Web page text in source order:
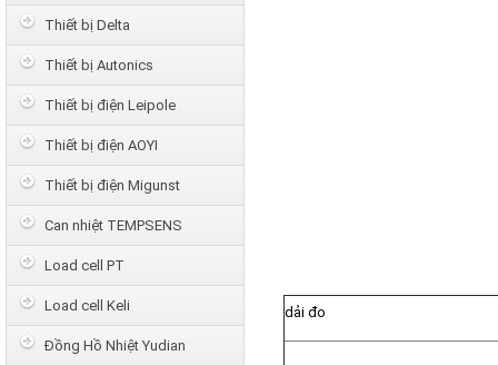
dải đo
Thiết bị Delta
Thiết bị Autonics
Thiết bị điện Leipole
Thiết bị điện AOYI
Thiết bị điện Migunst
Can nhiệt TEMPSENS
Load cell PT
Load cell Keli
Đồng Hồ Nhiệt Yudian